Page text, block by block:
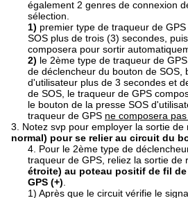
également 2 genres de connexion
sélection.
1) premier type de traqueur de
SOS plus de trois (3) secondes,
composera pour sortir
2) le 2ème type de traqueur de
de déclencheur du bouton de SOS,
d'utilisateur plus de 3 secondes et
de SOS, le traqueur de GPS
le bouton de la presse SOS
traqueur de GPS ne composera
3. Notez svp pour employer la sortie de
normal) pour se relier au circuit du
4. Pour le 2ème type de
traqueur de GPS, reliez la sortie de
étroite) au poteau positif de fil
GPS (+)
1) Après que le circuit vérifie le